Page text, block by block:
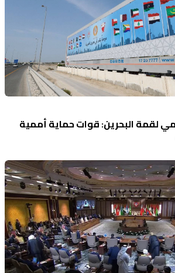
لقمة البحرين: قوات حماية أممية